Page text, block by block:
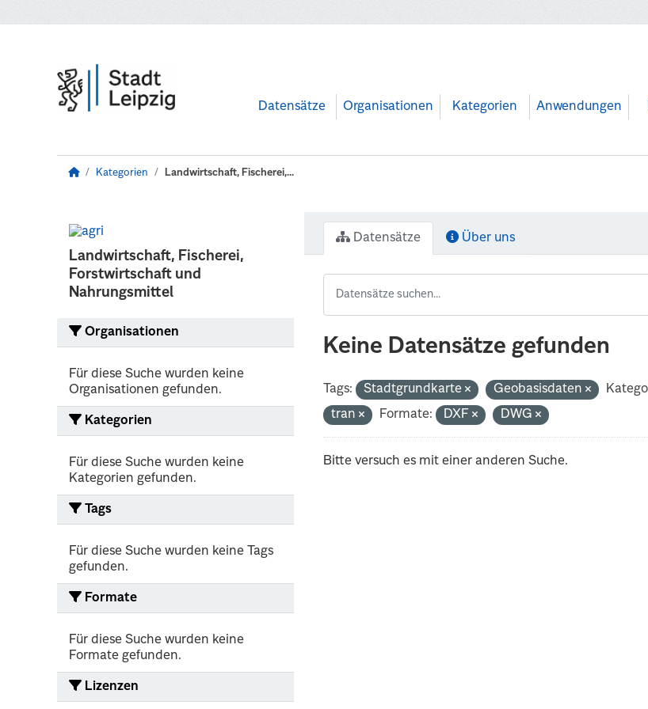
Datensätze Organisationen Kategorien Anwendungen
Kategorien Landwirtschaft, Fischerei,...
Landwirtschaft, Fischerei,
Forstwirtschaft und
Nahrungsmittel
Organisationen
Für diese Suche wurden keine
Organisationen gefunden.
Kategorien
Für diese Suche wurden keine
Kategorien gefunden.
Tags
Für diese Suche wurden keine Tags
gefunden.
Formate
Für diese Suche wurden keine
Formate gefunden.
Lizenzen
Datensätze Über uns
Keine Datensätze gefunden
Tags: Stadtgrundkarte Geobasisdaten
tran
Formate: DXF DWG
Bitte versuch es mit einer anderen Suche.